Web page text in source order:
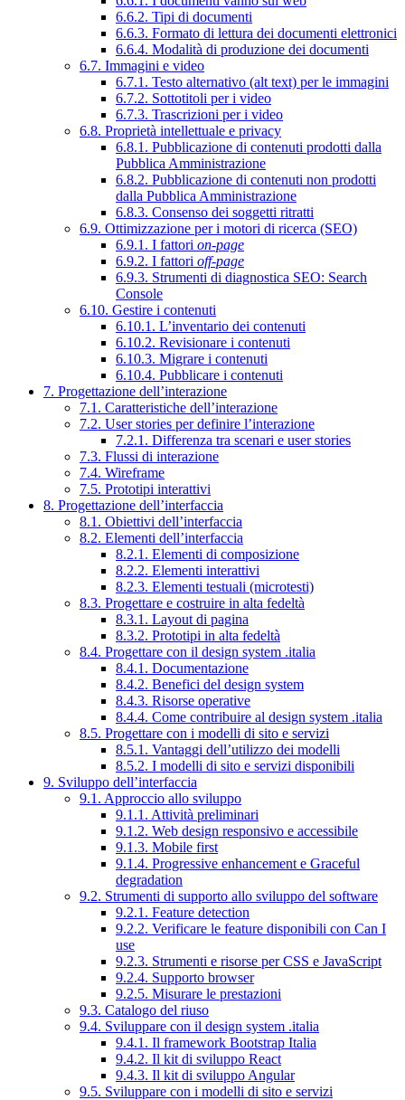
6.6.2. Tipi di documenti
6.6.3. Formato di lettura dei documenti elettronici
6.6.4. Modalità di produzione dei documenti
6.7. Immagini e video
6.7.1. Testo alternativo (alt text) per le immagini
6.7.2. Sottotitoli per i video
6.7.3. Trascrizioni per i video
6.8. Proprietà intellettuale e privacy
6.8.1. Pubblicazione di contenuti prodotti dalla
Pubblica Amministrazione
6.8.2. Pubblicazione di contenuti non prodotti
dalla Pubblica Amministrazione
6.8.3. Consenso dei soggetti ritratti
6.9. Ottimizzazione per i motori di ricerca (SEO)
6.9.1. I fattori on-page
6.9.2. I fattori off-page
6.9.3. Strumenti di diagnostica SEO: Search
Console
6.10. Gestire i contenuti
6.10.1. L’inventario dei contenuti
6.10.2. Revisionare i contenuti
6.10.3. Migrare i contenuti
6.10.4. Pubblicare i contenuti
7. Progettazione dell’interazione
7.1. Caratteristiche dell’interazione
7.2. User stories per definire l’interazione
7.2.1. Differenza tra scenari e user stories
7.3. Flussi di interazione
7.4. Wireframe
7.5. Prototipi interattivi
8. Progettazione dell’interfaccia
8.1. Obiettivi dell’interfaccia
8.2. Elementi dell’interfaccia
8.2.1. Elementi di composizione
8.2.2. Elementi interattivi
8.2.3. Elementi testuali (microtesti)
8.3. Progettare e costruire in alta fedeltà
8.3.1. Layout di pagina
8.3.2. Prototipi in alta fedeltà
8.4. Progettare con il design system .italia
8.4.1. Documentazione
8.4.2. Benefici del design system
8.4.3. Risorse operative
8.4.4. Come contribuire al design system .italia
8.5. Progettare con i modelli di sito e servizi
8.5.1. Vantaggi dell’utilizzo dei modelli
8.5.2. I modelli di sito e servizi disponibili
9. Sviluppo dell’interfaccia
9.1. Approccio allo sviluppo
9.1.1. Attività preliminari
9.1.2. Web design responsivo e accessibile
9.1.3. Mobile first
9.1.4. Progressive enhancement e Graceful
degradation
9.2. Strumenti di supporto allo sviluppo del software
9.2.1. Feature detection
9.2.2. Verificare le feature disponibili con Can I
use
9.2.3. Strumenti e risorse per CSS e JavaScript
9.2.4. Supporto browser
9.2.5. Misurare le prestazioni
9.3. Catalogo del riuso
9.4. Sviluppare con il design system .italia
9.4.1. Il framework Bootstrap Italia
9.4.2. Il kit di sviluppo React
9.4.3. Il kit di sviluppo Angular
9.5. Sviluppare con i modelli di sito e servizi